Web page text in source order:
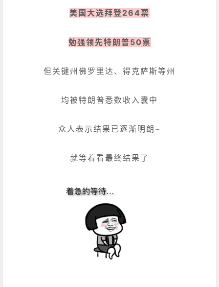
美国大选拜登264票
勉强领先特朗普50票
但关键州佛罗里达、得克萨斯等州
均被特朗普悉数收入囊中
众人表示结果已逐渐明朗~
就等着看最终结果了